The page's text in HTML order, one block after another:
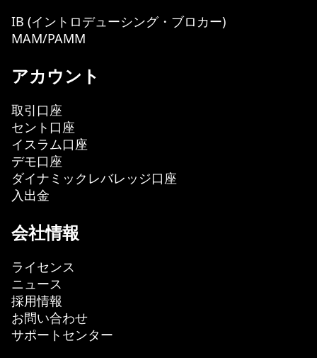
IB (イントロデューシング・ブロカー)
MAM/PAMM
アカウント
取引口座
セント口座
イスラム口座
デモ口座
ダイナミックレバレッジ口座
入出金
会社情報
ライセンス
ニュース
採用情報
お問い合わせ
サポートセンター